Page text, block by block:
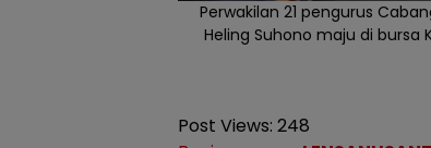
Perwakilan 21 pengurus
Heling Suhono maju di bursa
Post Views: 248